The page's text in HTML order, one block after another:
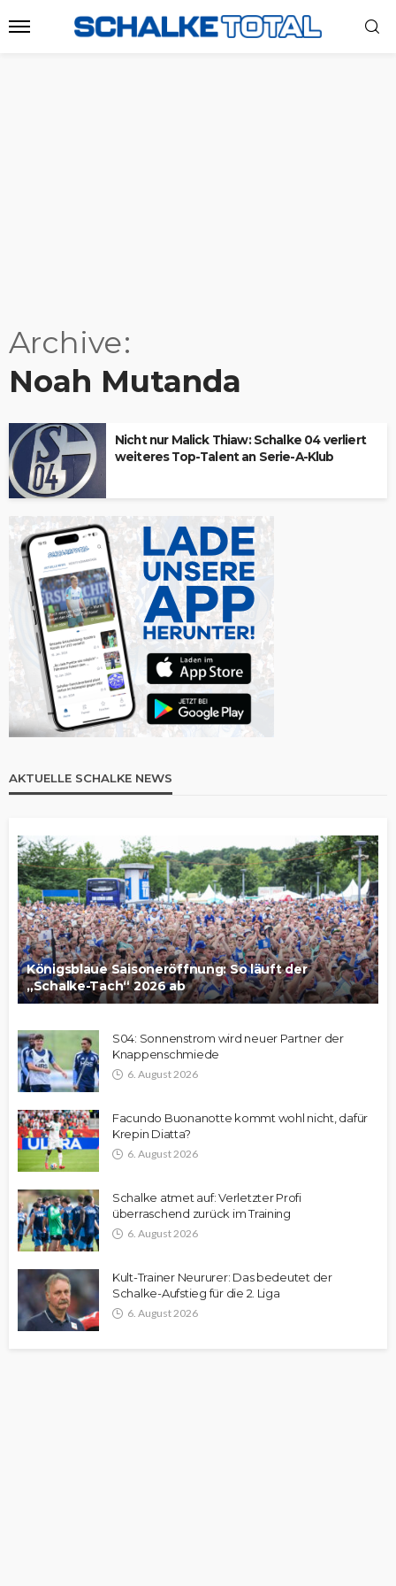
Archive
Noah Mutanda
Nicht nur Malick Thiaw: Schalke 04 verliert
weiteres Top-Talent an Serie-A-Klub
AKTUELLE SCHALKE NEWS
Königsblaue Saisoneröffnung: So läuft der
„Schalke-Tach“ 2026 ab
S04: Sonnenstrom wird neuer Partner der
Knappenschmiede
6. August 2026
Facundo Buonanotte kommt wohl nicht, dafür
Krepin Diatta?
6. August 2026
Schalke atmet auf: Verletzter Profi
überraschend zurück im Training
6. August 2026
Kult-Trainer Neururer: Das bedeutet der
Schalke-Aufstieg für die 2. Liga
6. August 2026